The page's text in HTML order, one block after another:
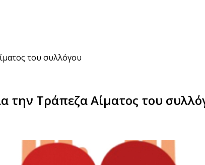
του συλλόγου
την Τράπεζα Αίματος του